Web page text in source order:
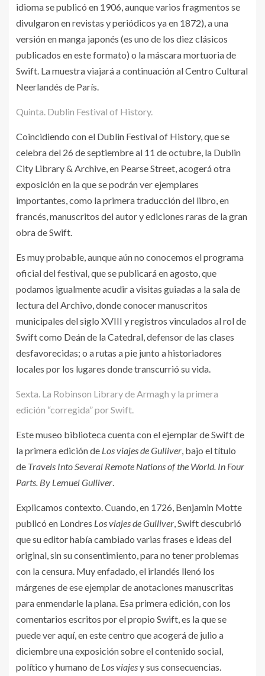
idioma se publicó en 1906, aunque varios fragmentos se
divulgaron en revistas y periódicos ya en 1872), a una
versión en manga japonés (es uno de los diez clásicos
publicados en este formato) o la máscara mortuoria de
Swift. La muestra viajará a continuación al Centro Cultural
Neerlandés de París.
Quinta. Dublin Festival of History.
Coincidiendo con el Dublin Festival of History, que se
celebra del 26 de septiembre al 11 de octubre, la Dublin
City Library & Archive, en Pearse Street, acogerá otra
exposición en la que se podrán ver ejemplares
importantes, como la primera traducción del libro, en
francés, manuscritos del autor y ediciones raras de la gran
obra de Swift.
Es muy probable, aunque aún no conocemos el programa
oficial del festival, que se publicará en agosto, que
podamos igualmente acudir a visitas guiadas a la sala de
lectura del Archivo, donde conocer manuscritos
municipales del siglo XVIII y registros vinculados al rol de
Swift como Deán de la Catedral, defensor de las clases
desfavorecidas; o a rutas a pie junto a historiadores
locales por los lugares donde transcurrió su vida.
Sexta. La Robinson Library de Armagh y la primera
edición “corregida” por Swift.
Este museo biblioteca cuenta con el ejemplar de Swift de
la primera edición de Los viajes de Gulliver , bajo el título
de Travels Into Several Remote Nations of the World. In Four
Parts. By Lemuel Gulliver
Explicamos contexto. Cuando, en 1726, Benjamin Motte
publicó en Londres Los viajes de Gulliver , Swift descubrió
que su editor había cambiado varias frases e ideas del
original, sin su consentimiento, para no tener problemas
con la censura. Muy enfadado, el irlandés llenó los
márgenes de ese ejemplar de anotaciones manuscritas
para enmendarle la plana. Esa primera edición, con los
comentarios escritos por el propio Swift, es la que se
puede ver aquí, en este centro que acogerá de julio a
diciembre una exposición sobre el contenido social,
político y humano de Los viajesy sus consecuencias.